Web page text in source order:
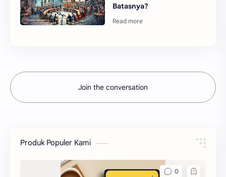
Batasnya?
Join the conversation
Produk Populer Kami